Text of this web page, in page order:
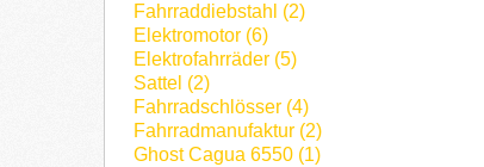
Fahrraddiebstahl (2)
Elektromotor (6)
Elektrofahrräder (5)
Sattel (2)
Fahrradschlösser (4)
Fahrradmanufaktur (2)
Ghost Cagua 6550 (1)